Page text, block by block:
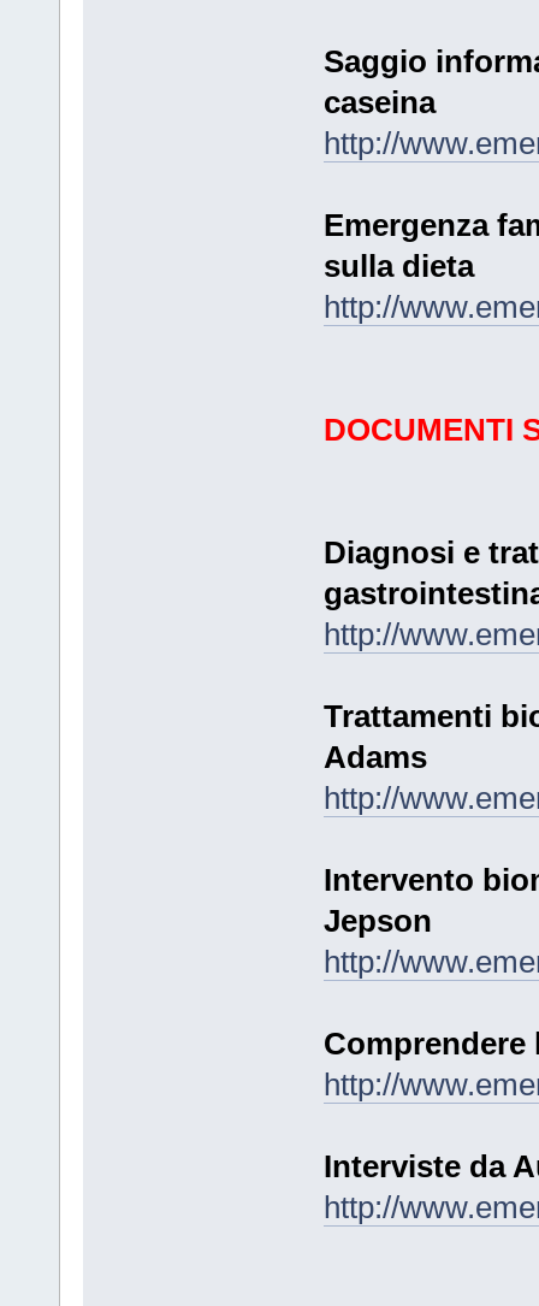
Saggio
caseina
http://
Emergenza
sulla dieta
http://
DOCUMENTI
Diagnosi e
http://
Trattamenti
Adams
http://
Intervento
Jepson
http://
http://
Interviste da
http://